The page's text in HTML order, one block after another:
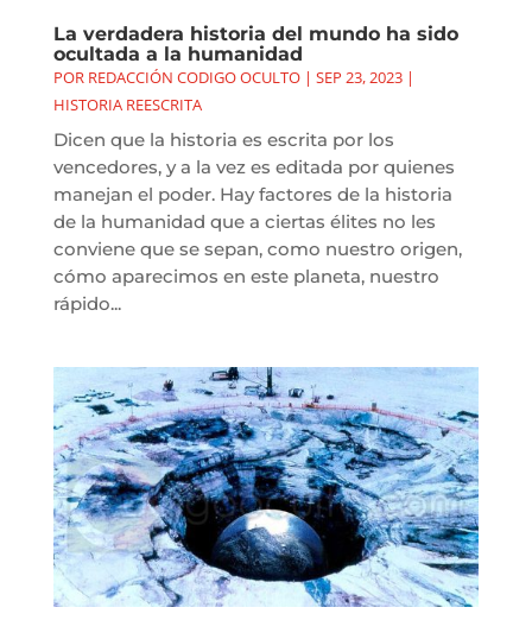
La verdadera historia del mundo ha sido
ocultada a la humanidad
POR REDACCIÓN CODIGO OCULTO| SEP 23, 2023|
HISTORIA REESCRITA
Dicen que la historia es escrita por los
vencedores, y a la vez es editada por quienes
manejan el poder. Hay factores de la historia
de la humanidad que a ciertas élites no les
conviene que se sepan, como nuestro origen,
cómo aparecimos en este planeta, nuestro
rápido...